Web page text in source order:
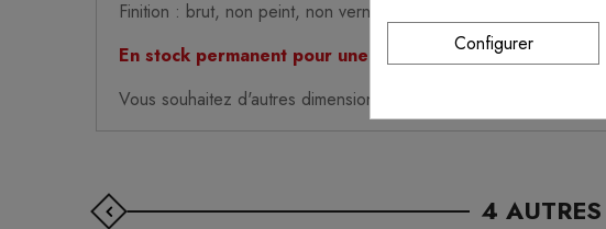
Finition : brut, non peint, non verni
En stock permanent pour une expédition rapide
Vous souhaitez d'autres dimensions ? N'hésitez pas à faire
4
Configurer